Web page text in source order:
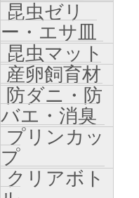
昆虫ゼリ
ー・エサ皿
昆虫マット
産卵飼育材
防ダニ・防
バエ・消臭
プリンカッ
プ
クリアボト